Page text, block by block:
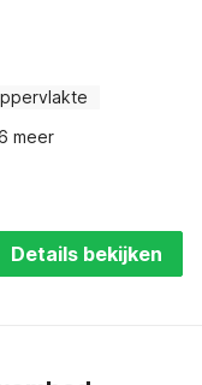
meer
Details bekijken